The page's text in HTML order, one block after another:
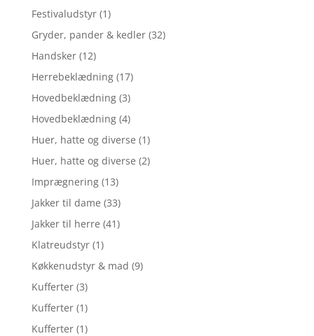
Festivaludstyr (1)
Gryder, pander & kedler (32)
Handsker (12)
Herrebeklædning (17)
Hovedbeklædning (3)
Hovedbeklædning (4)
Huer, hatte og diverse (1)
Huer, hatte og diverse (2)
Imprægnering (13)
Jakker til dame (33)
Jakker til herre (41)
Klatreudstyr (1)
Køkkenudstyr & mad (9)
Kufferter (3)
Kufferter (1)
Kufferter (1)